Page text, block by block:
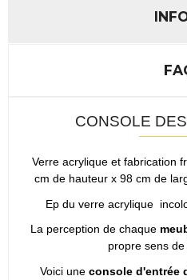
CONSOLE
Verre acrylique et fabrication
cm de hauteur x 98 cm de
Ep du verre acrylique
La perception de chaque
propre sens
Voici une console d'entrée